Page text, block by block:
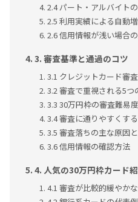
2.4 パート・アルバイト
2.5 利用実績による自動
2.6 信用情報が浅い場合
3. 審査基準と通過のコツ
3.1 クレジットカード審
3.2 審査で重視される5つ
3.3 30万円枠の審査難易度
3.4 審査に通りやすくす
3.5 審査落ちの主な原因
3.6 信用情報の確認方法
4. 人気の30万円枠カード
4.1 審査が比較的緩やか